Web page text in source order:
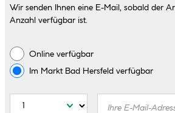
Wir senden Ihnen eine E-Mail, sobald der
Anzahl verfügbar ist.
Online verfügbar
Im Markt Bad Hersfeld verfügbar